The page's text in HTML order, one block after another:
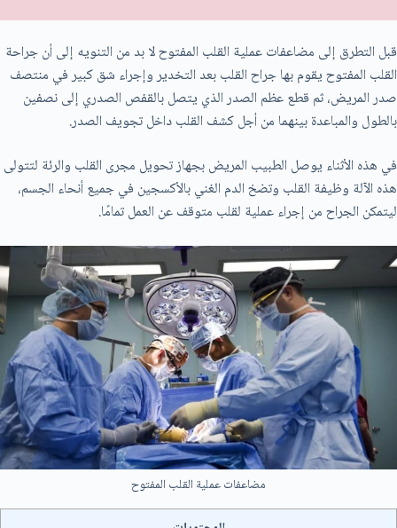
قبل التطرق إلى مضاعفات عملية القلب المفتوح لا بد من التنويه إلى أن جراحة
القلب المفتوح يقوم بها جراح القلب بعد التخدير وإجراء شق كبير في منتصف
صدر المريض، ثم قطع عظم الصدر الذي يتصل بالقفص الصدري إلى نصفين
بالطول والمباعدة بينهما من أجل كشف القلب داخل تجويف الصدر.
في هذه الأثناء يوصل الطبيب المريض بجهاز تحويل مجرى القلب والرئة لتتولى
هذه الآلة وظيفة القلب وتضخ الدم الغني بالأكسجين في جميع أنحاء الجسم،
ليتمكن الجراح من إجراء عملية لقلب متوقف عن العمل تمامًا.
مضاعفات عملية القلب المفتوح